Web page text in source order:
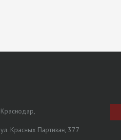
Краснодар,
ул. Красных Партизан, 377